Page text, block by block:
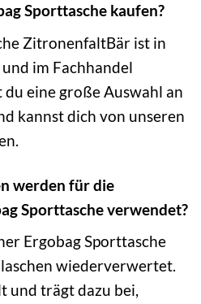
Sporttasche kaufen?
ZitronenfaltBär ist in
im Fachhandel
eine große Auswahl an
kannst dich von unseren
werden für die
Sporttasche verwendet?
Ergobag Sporttasche
wiederverwertet.
und trägt dazu bei,